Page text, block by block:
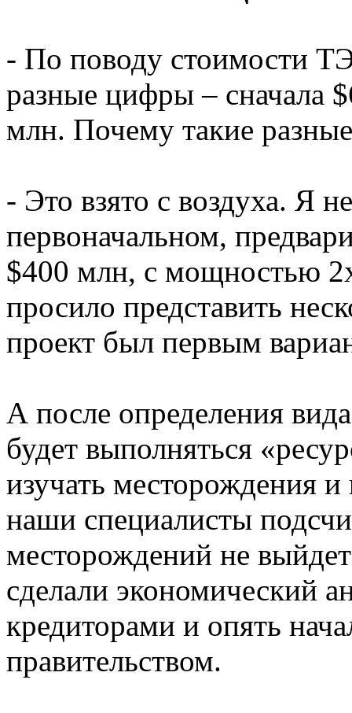
- По поводу стоимости
разные цифры – сначала
млн. Почему такие
- Это взято с воздуха. Я
первоначальном,
$400 млн, с мощностью
просило представить
проект был первым
А после определения
будет выполняться
изучать месторождения
наши специалисты
месторождений не
сделали экономический
кредиторами и опять
правительством.